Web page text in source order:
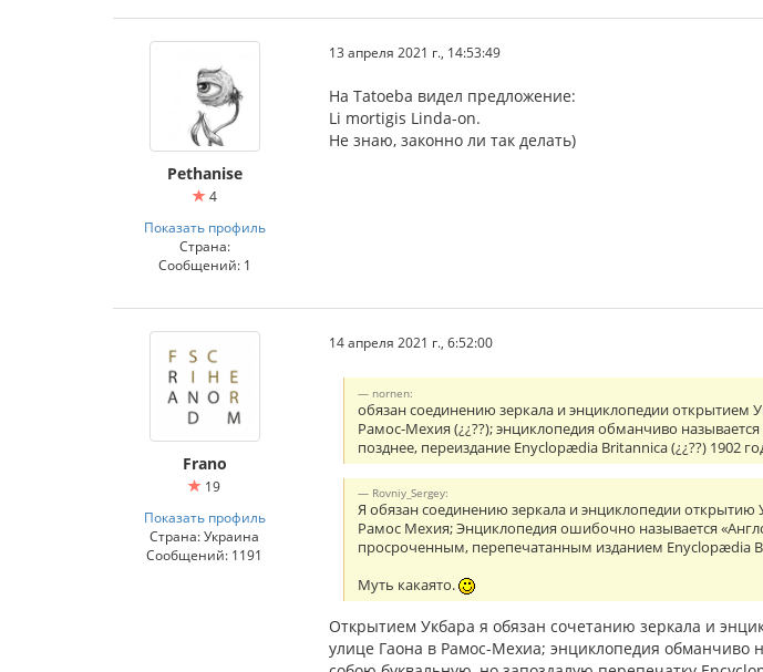
Pethanise
4
Показать профиль
Страна:
Сообщений: 1
13 апреля 2021 г., 14:53:49
На Tatoeba видел предложение:
Li mortigis Linda-on.
Не знаю, законно ли так делать)
Frano
19
Показать профиль
Страна: Украина
Сообщений: 1191
14 апреля 2021 г., 6:52:00
nornen:
обязан соединению зеркала и энциклопедии открытием
Рамос-Мехия (¿¿??); энциклопедия обманчиво
позднее, переиздание Enyclopædia Britannica (¿¿??) 1902
Rovniy_Sergey:
Я обязан соединению зеркала и энциклопедии
Рамос Мехия; Энциклопедия ошибочно называется
просроченным, перепечатанным изданием Enyclopædia
Муть какаято.
Открытием Укбара я обязан сочетанию зеркала и
улице Гаона в Рамос-Мехиа; энциклопедия обманчиво